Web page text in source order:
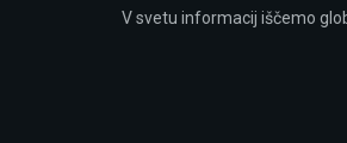
V svetu informacij iščemo